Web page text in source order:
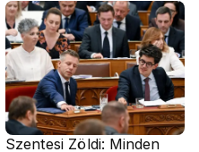
Szentesi Zöldi: Minden